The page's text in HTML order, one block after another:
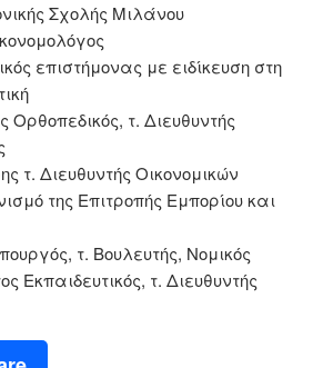
Σχολής Μιλάνου
επιστήμονας με ειδίκευση στη
Ορθοπεδικός, τ. Διευθυντής
τ. Διευθυντής Οικονομικών
της Επιτροπής Εμπορίου και
τ. Βουλευτής, Νομικός
Εκπαιδευτικός, τ. Διευθυντής